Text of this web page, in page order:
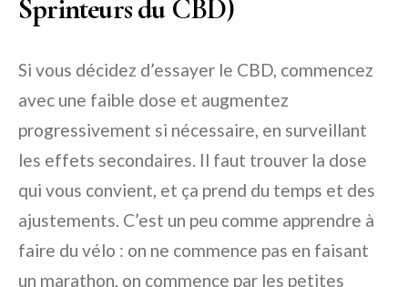
Sprinteurs du CBD)
Si vous décidez d’essayer le CBD, commencez
avec une faible dose et augmentez
progressivement si nécessaire, en surveillant
les effets secondaires. Il faut trouver la dose
qui vous convient, et ça prend du temps et des
ajustements. C’est un peu comme apprendre à
faire du vélo : on ne commence pas en faisant
un marathon, on commence par les petites